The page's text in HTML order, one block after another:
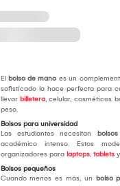
El bolso de mano es un
sofisticado la hace perfecta para
llevar billetera, celular, cosméticos
peso.
Bolsos para universidad
Las estudiantes necesitan
académico intenso. Estos
organizadores para laptops, tabletsy
Bolsos pequeños
Cuando menos es más, un
bolso